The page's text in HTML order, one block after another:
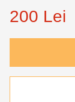
200 Lei